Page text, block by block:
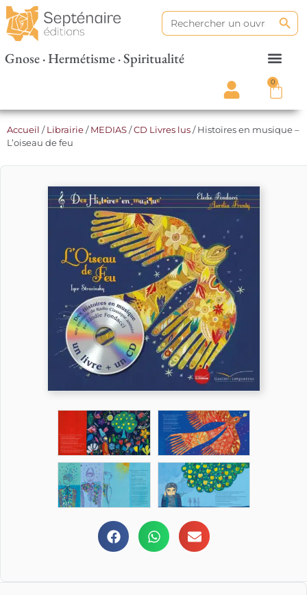
Search
for:
Gnose · Hermétisme · Spiritualité
0
Accueil /Librairie/MEDIAS/CD Livres lus/ Histoires en musique –
L’oiseau de feu